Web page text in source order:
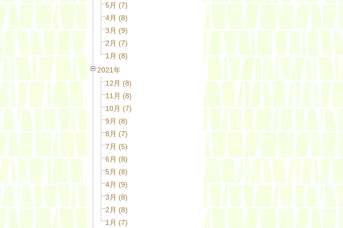
5月 (7)
4月 (8)
3月 (9)
2月 (7)
1月 (8)
2021年
12月 (8)
11月 (8)
10月 (7)
9月 (8)
8月 (7)
7月 (5)
6月 (8)
5月 (8)
4月 (9)
3月 (8)
2月 (8)
1月 (7)